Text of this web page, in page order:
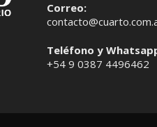
Correo:
Teléfono y
+54 9 0387 4496462